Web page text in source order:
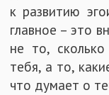
к развитию
главное – это
не то,
тебя, а то,
что думает о